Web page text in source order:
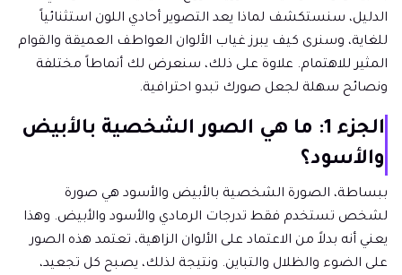
الدليل، سنستكشف لماذا يعد التصوير أحادي اللون استثنائياً
للغاية، وسنرى كيف يبرز غياب الألوان العواطف العميقة والقوام
المثير للاهتمام. علاوة على ذلك، سنعرض لك أنماطاً مختلفة
ونصائح سهلة لجعل صورك تبدو احترافية.
الجزء 1: ما هي الصور الشخصية بالأبيض
والأسود؟
ببساطة، الصورة الشخصية بالأبيض والأسود هي صورة
لشخص تستخدم فقط تدرجات الرمادي والأسود والأبيض. وهذا
يعني أنه بدلاً من الاعتماد على الألوان الزاهية، تعتمد هذه الصور
على الضوء والظلال والتباين. ونتيجة لذلك، يصبح كل تجعيد،